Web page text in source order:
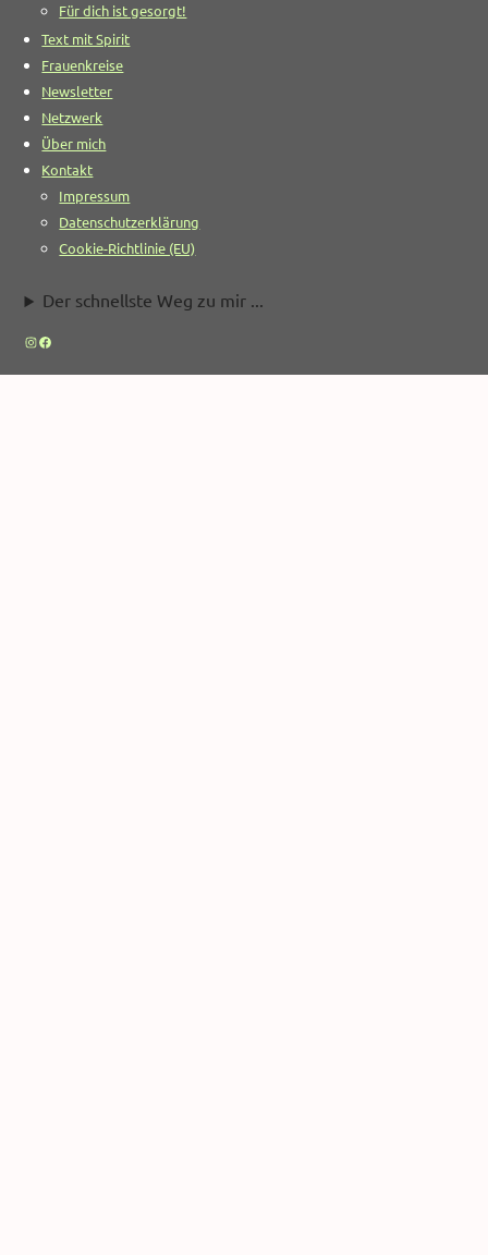
Für dich ist gesorgt!
Text mit Spirit
Frauenkreise
Newsletter
Netzwerk
Über mich
Kontakt
Impressum
Datenschutzerklärung
Cookie-Richtlinie (EU)
Der schnellste Weg zu mir ...
Instagram
Facebook